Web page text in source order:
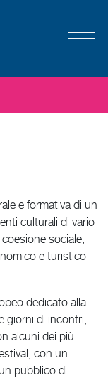
e formativa di un
culturali di vario
sociale,
e turistico
dedicato alla
giorni di incontri,
alcuni dei più
con un
pubblico di